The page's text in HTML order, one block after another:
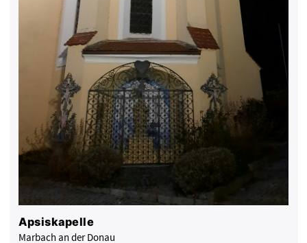
Apsiskapelle
Marbach an der Donau